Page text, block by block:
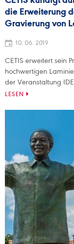
die Erweiterung
Gravierung von
10. 06. 2019
CETIS erweitert sein
hochwertigen
der Veranstaltung
LESEN